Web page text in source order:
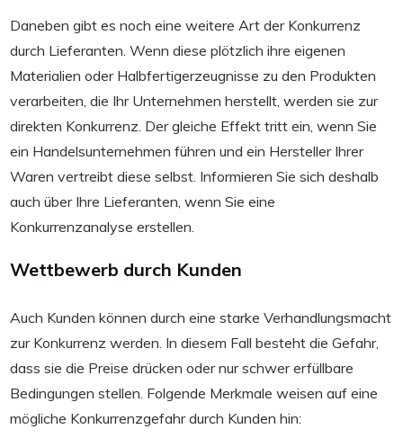
Daneben gibt es noch eine weitere Art der Konkurrenz
durch Lieferanten. Wenn diese plötzlich ihre eigenen
Materialien oder Halbfertigerzeugnisse zu den Produkten
verarbeiten, die Ihr Unternehmen herstellt, werden sie zur
direkten Konkurrenz. Der gleiche Effekt tritt ein, wenn Sie
ein Handelsunternehmen führen und ein Hersteller Ihrer
Waren vertreibt diese selbst. Informieren Sie sich deshalb
auch über Ihre Lieferanten, wenn Sie eine
Konkurrenzanalyse erstellen.
Wettbewerb durch Kunden
Auch Kunden können durch eine starke Verhandlungsmacht
zur Konkurrenz werden. In diesem Fall besteht die Gefahr,
dass sie die Preise drücken oder nur schwer erfüllbare
Bedingungen stellen. Folgende Merkmale weisen auf eine
mögliche Konkurrenzgefahr durch Kunden hin: